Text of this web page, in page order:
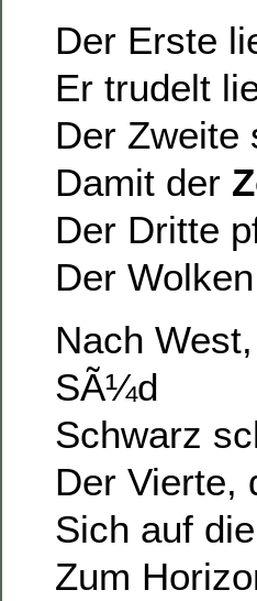
Der Erste
Er trudelt
Der Zweite
Damit der
Der Dritte
Der
Nach
SÃ¼d
Schwarz
Der Vierte,
Sich auf
Zum